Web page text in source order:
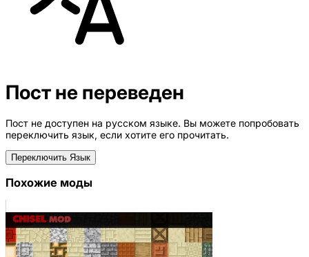
Пост не переведен
Пост не доступен на русском языке. Вы можете попробовать
переключить язык, если хотите его прочитать.
Переключить Язык
Похожие моды